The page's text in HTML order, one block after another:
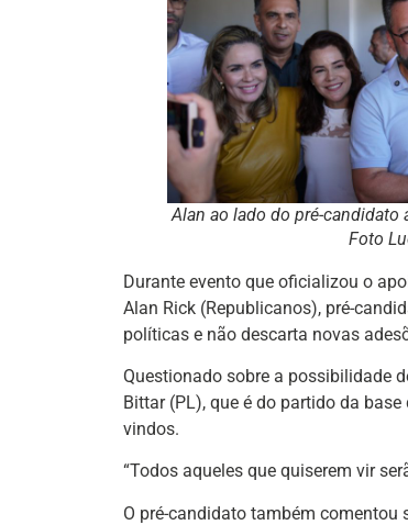
Alan ao lado do pré-candidato
Foto
Durante evento que oficializou o
Alan Rick (Republicanos), pré-
políticas e não descarta novas
Questionado sobre a possibilidade
Bittar (PL), que é do partido da
vindos.
“Todos aqueles que quiserem vir
O pré-candidato também comentou